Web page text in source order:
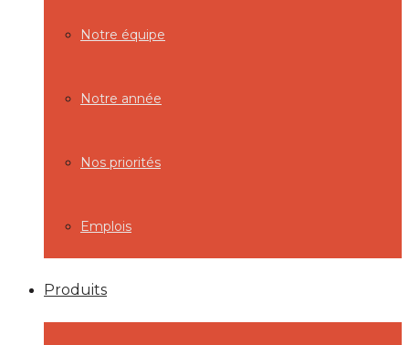
Notre équipe
Notre année
Nos priorités
Emplois
Produits